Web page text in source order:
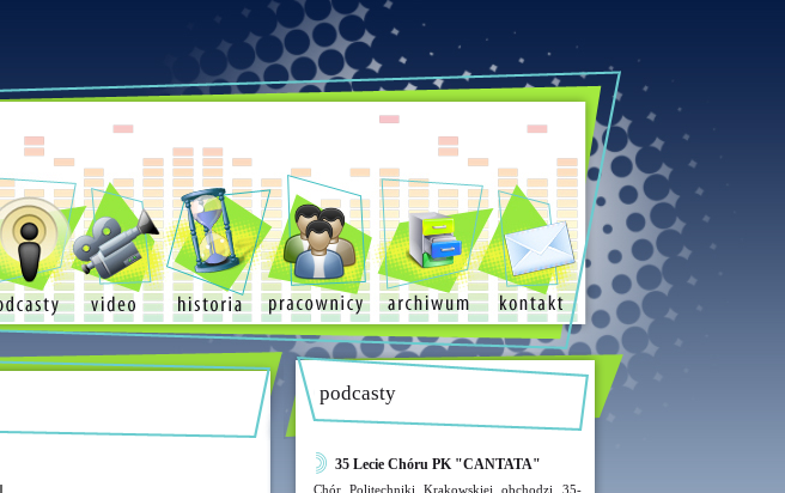
podcasty
35 Lecie Chóru PK "CANTATA"
Chór Politechniki Krakowskiej obchodzi 35-